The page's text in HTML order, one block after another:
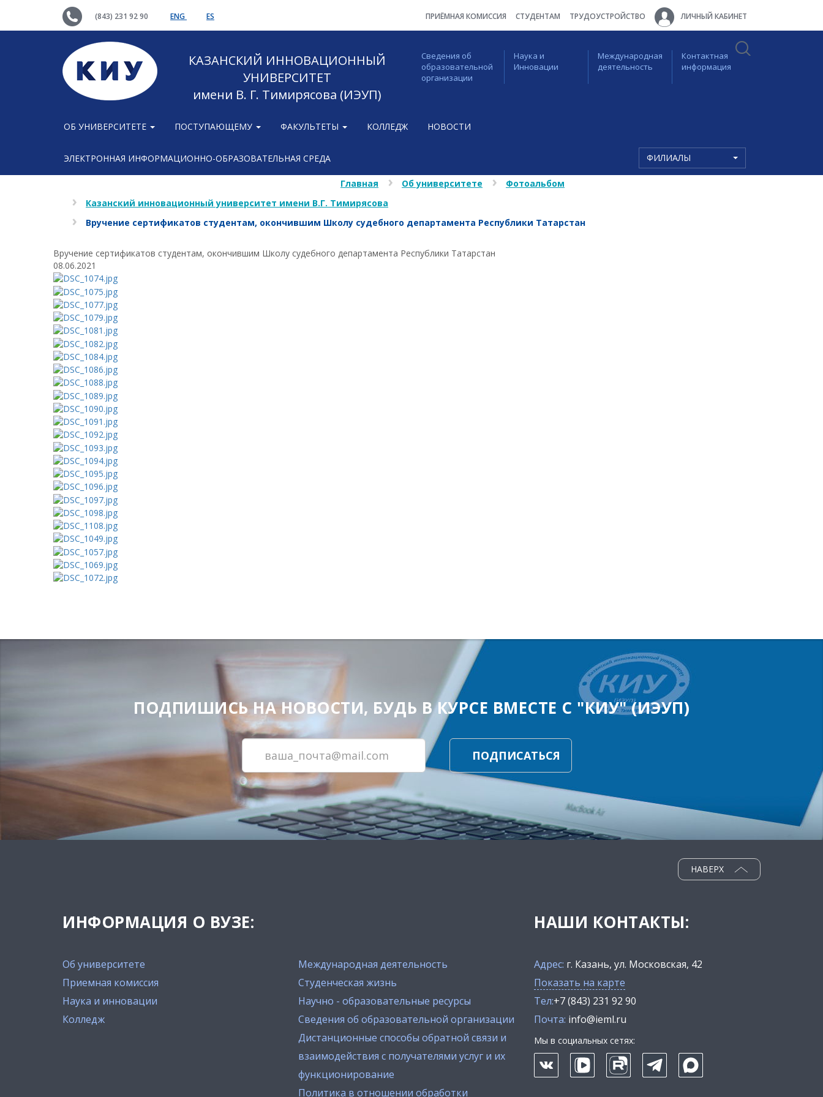
(843) 231 92 90 ENG ES ПРИЁМНАЯ КОМИССИЯ СТУДЕНТАМ ТРУДОУСТРОЙСТВО ЛИЧНЫЙ КАБИНЕТ
КАЗАНСКИЙ ИННОВАЦИОННЫЙ
УНИВЕРСИТЕТ
имени В. Г. Тимирясова (ИЭУП)
Сведения об
образовательной
организации
Наука и
Инновации
Международная
деятельность
Контактная
информация
ОБ УНИВЕРСИТЕТЕ ПОСТУПАЮЩЕМУ ФАКУЛЬТЕТЫ КОЛЛЕДЖ НОВОСТИ
ЭЛЕКТРОННАЯ ИНФОРМАЦИОННО-ОБРАЗОВАТЕЛЬНАЯ СРЕДА ФИЛИАЛЫ
Главная Об университете
Фотоальбом
Казанский инновационный университет имени В.Г. Тимирясова
Вручение сертификатов студентам, окончившим Школу судебного департамента Республики Татарстан
Вручение сертификатов студентам, окончившим Школу судебного департамента Республики Татарстан
08.06.2021
ПОДПИШИСЬ НА НОВОСТИ, БУДЬ В КУРСЕ ВМЕСТЕ С "КИУ" (ИЭУП)
ПОДПИСАТЬСЯ
ИНФОРМАЦИЯ О ВУЗЕ:
Об университете
Приемная комиссия
Наука и инновации
Колледж
Международная деятельность
Студенческая жизнь
Научно - образовательные ресурсы
Сведения об образовательной организации
Дистанционные способы обратной связи и
взаимодействия с получателями услуг и их
функционирование
Политика в отношении обработки
НАВЕРХ
НАШИ КОНТАКТЫ:
Адрес: г. Казань, ул. Московская, 42
Показать на карте
Тел:+7 (843) 231 92 90
Почта: info@ieml.ru
Мы в социальных сетях: